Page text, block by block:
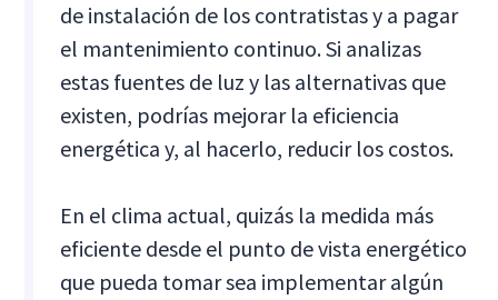
de instalación de los contratistas y a pagar
el mantenimiento continuo. Si analizas
estas fuentes de luz y las alternativas que
existen, podrías mejorar la eficiencia
energética y, al hacerlo, reducir los costos.
En el clima actual, quizás la medida más
eficiente desde el punto de vista energético
que pueda tomar sea implementar algún